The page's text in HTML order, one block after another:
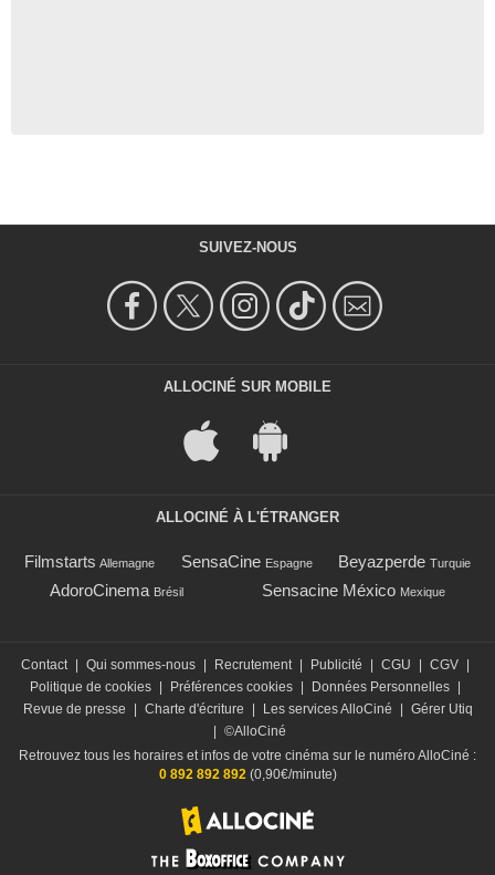
SUIVEZ-NOUS
ALLOCINÉ SUR MOBILE
ALLOCINÉ À L'ÉTRANGER
Filmstarts Allemagne SensaCine Espagne Beyazperde Turquie
AdoroCinema Brésil Sensacine México Mexique
Contact Qui sommes-nous Recrutement Publicité CGU CGV
Politique de cookies
Préférences cookies Données Personnelles
Revue de presse
Charte d'écriture Les services AlloCiné
Gérer Utiq
©AlloCiné
Retrouvez tous les horaires et infos de votre cinéma sur le numéro AlloCiné :
0 892 892 892(0,90€/minute)